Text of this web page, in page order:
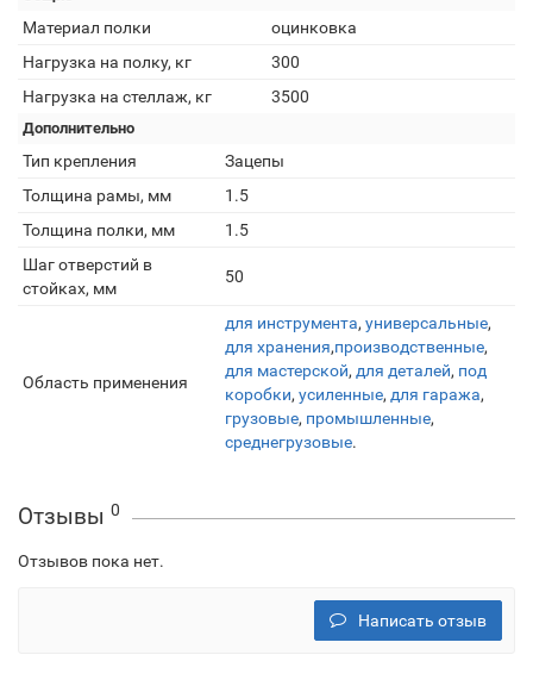
Материал полки
оцинковка
Нагрузка на полку, кг
300
Нагрузка на стеллаж, кг
3500
Дополнительно
Тип крепления
Зацепы
Толщина рамы, мм
1.5
Толщина полки, мм
1.5
Шаг отверстий в
стойках, мм
50
Область применения
для инструмента, универсальные,
для хранения,производственные,
для мастерской, для деталей, под
коробки, усиленные, для гаража,
грузовые, промышленные,
среднегрузовые.
Отзывы 0
Отзывов пока нет.
Написать отзыв